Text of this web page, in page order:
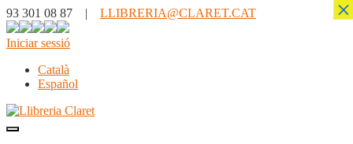
93 301 08 87 | LLIBRERIA@CLARET.CAT
Iniciar sessió
Català
Español
×